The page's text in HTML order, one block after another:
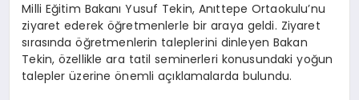
Milli Eğitim Bakanı Yusuf Tekin, Anıttepe Ortaokulu’nu
ziyaret ederek öğretmenlerle bir araya geldi. Ziyaret
sırasında öğretmenlerin taleplerini dinleyen Bakan
Tekin, özellikle ara tatil seminerleri konusundaki yoğun
talepler üzerine önemli açıklamalarda bulundu.